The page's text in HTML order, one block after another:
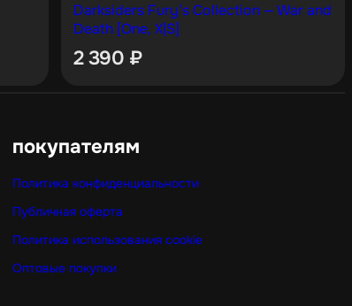
Darksiders Fury’s Collection — War and
Death [One, X|S]
2 390 ₽
покупателям
Политика конфиденциальности
Публичная оферта
Политика использования cookie
Оптовые покупки